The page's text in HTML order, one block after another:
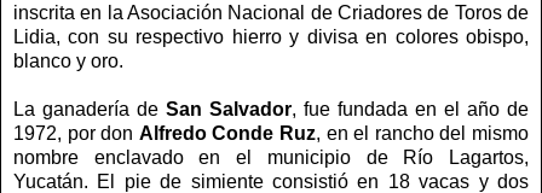
inscrita en la Asociación Nacional de Criadores de Toros de
Lidia, con su respectivo hierro y divisa en colores obispo,
blanco y oro.
La ganadería de San Salvador, fue fundada en el año de
1972, por don Alfredo Conde Ruz, en el rancho del mismo
nombre enclavado en el municipio de Río Lagartos,
Yucatán. El pie de simiente consistió en 18 vacas y dos